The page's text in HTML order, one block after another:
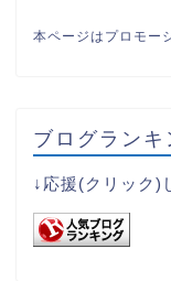
本ページはプロモー
ブログランキ
↓応援(クリック)